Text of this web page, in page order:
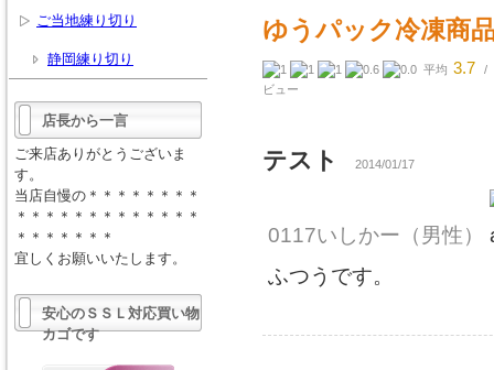
ゆうパック冷凍商
平均 3.7
/
ビュー
テスト 2014/01/17
0117いしかー （男性）
ふつうです。
ご当地練り切り
静岡練り切り
店長から一言
ご来店ありがとうございま
す。
当店自慢の＊＊＊＊＊＊＊＊
＊＊＊＊＊＊＊＊＊＊＊＊＊
＊＊＊＊＊＊＊
宜しくお願いいたします。
安心のＳＳＬ対応買い物
カゴです